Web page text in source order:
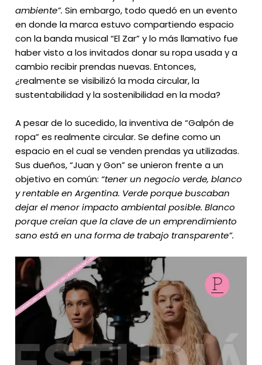
ambiente”.Sin embargo, todo quedó en un evento
en donde la marca estuvo compartiendo espacio
con la banda musical “El Zar” y lo más llamativo fue
haber visto a los invitados donar su ropa usada y a
cambio recibir prendas nuevas. Entonces,
¿realmente se visibilizó la moda circular, la
sustentabilidad y la sostenibilidad en la moda?
A pesar de lo sucedido, la inventiva de “Galpón de
ropa” es realmente circular. Se define como un
espacio en el cual se venden prendas ya utilizadas.
Sus dueños, “Juan y Gon” se unieron frente a un
objetivo en común: “tener un negocio verde, blanco
y rentable en Argentina. Verde porque buscaban
dejar el menor impacto ambiental posible. Blanco
porque creían que la clave de un emprendimiento
sano está en una forma de trabajo transparente”.